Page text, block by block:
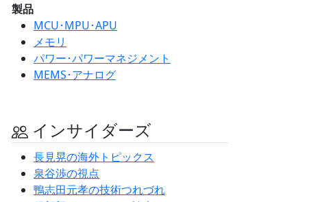
製品
MCU･MPU･APU
メモリ
パワー･パワーマネジメント
MEMS･アナログ
インサイダーズ
長見晃の海外トピックス
泉谷渉の視点
鴨志田元孝の技術つれづれ